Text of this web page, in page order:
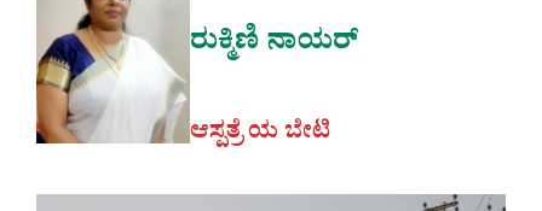
ರುಕ್ಮಿಣಿ ನಾಯರ್
ಆಸ್ಪತ್ರೆ ಯ ಬೇಟಿ